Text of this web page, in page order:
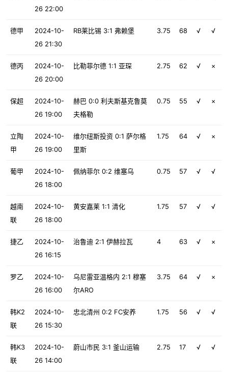
26 22:00
德甲
2024-10-
26 21:30
RB莱比锡 3:1 弗赖堡 3.75 68 √ √
德丙
2024-10-
26 20:00
比勒菲尔德 1:1 亚琛 2.75 62 √ ×
保超
2024-10-
26 19:00
赫巴 0:0 利夫斯基克鲁莫
夫格勒
0.75 55 √ ×
立陶
甲
2024-10-
26 19:00
维尔纽斯投资 0:1 萨尔格
里斯
1.75 64 √ ×
葡甲
2024-10-
26 18:00
佩纳菲尔 0:2 维塞乌 0.75 57 √ √
越南
联
2024-10-
26 18:00
黄安嘉莱 1:1 清化 1.75 57 √ √
捷乙
2024-10-
26 16:15
治鲁迪 2:1 伊赫拉瓦 4 63 √ ×
罗乙
2024-10-
26 16:00
乌尼雷亚温格内 2:1 穆塞
尔ARO
3.75 64 √ ×
韩K2
联
2024-10-
26 15:30
忠北清州 0:2 FC安养 1.75 56 √ √
韩K3
联
2024-10-
26 14:00
蔚山市民 3:1 釜山运输 2.75 17 √ √